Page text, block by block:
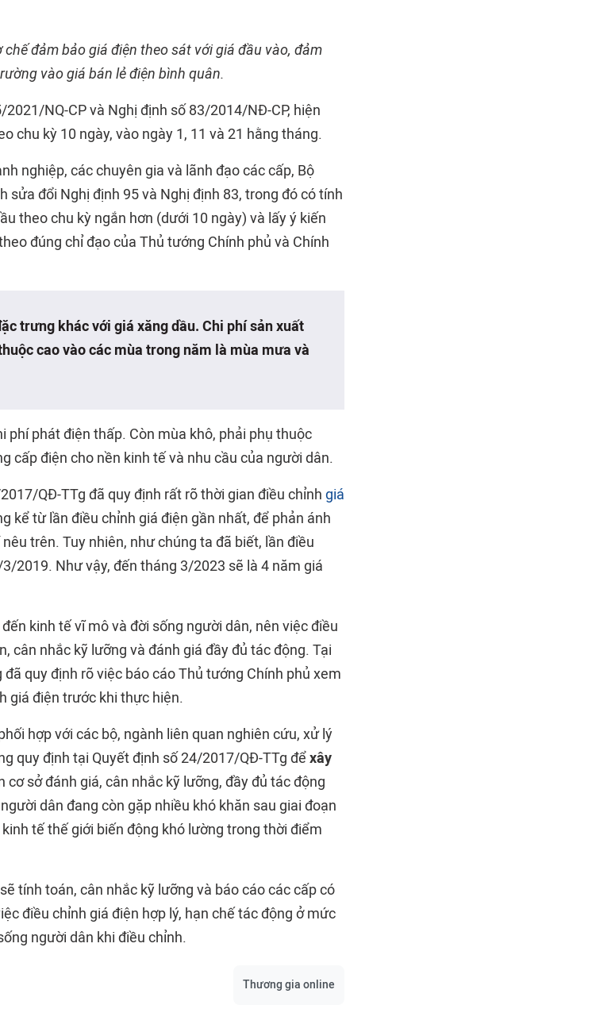
đảm bảo giá điện theo sát với giá đầu vào, đảm
vào giá bán lẻ điện bình quân.
NQ-CP và Nghị định số 83/2014/NĐ-CP, hiện
chu kỳ 10 ngày, vào ngày 1, 11 và 21 hằng tháng.
nghiệp, các chuyên gia và lãnh đạo các cấp, Bộ
sửa đổi Nghị định 95 và Nghị định 83, trong đó có tính
theo chu kỳ ngắn hơn (dưới 10 ngày) và lấy ý kiến
đúng chỉ đạo của Thủ tướng Chính phủ và Chính
trưng khác với giá xăng dầu. Chi phí sản xuất
cao vào các mùa trong năm là mùa mưa và
phí phát điện thấp. Còn mùa khô, phải phụ thuộc
cấp điện cho nền kinh tế và nhu cầu của người dân.
QĐ-TTg đã quy định rất rõ thời gian điều chỉnh giá
kể từ lần điều chỉnh giá điện gần nhất, để phản ánh
trên. Tuy nhiên, như chúng ta đã biết, lần điều
2019. Như vậy, đến tháng 3/2023 sẽ là 4 năm giá
kinh tế vĩ mô và đời sống người dân, nên việc điều
cân nhắc kỹ lưỡng và đánh giá đầy đủ tác động. Tại
quy định rõ việc báo cáo Thủ tướng Chính phủ xem
giá điện trước khi thực hiện.
hợp với các bộ, ngành liên quan nghiên cứu, xử lý
quy định tại Quyết định số 24/2017/QĐ-TTg đểxây
cơ sở đánh giá, cân nhắc kỹ lưỡng, đầy đủ tác động
dân đang còn gặp nhiều khó khăn sau giai đoạn
tế thế giới biến động khó lường trong thời điểm
tính toán, cân nhắc kỹ lưỡng và báo cáo các cấp có
điều chỉnh giá điện hợp lý, hạn chế tác động ở mức
người dân khi điều chỉnh.
Thương gia online